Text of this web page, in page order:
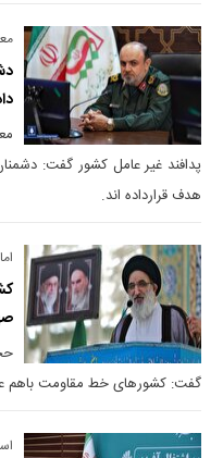
پدافند غیر عامل کشور گفت:
هدف قرارداده اند.
گفت: کشورهای خط مقاومت باهم